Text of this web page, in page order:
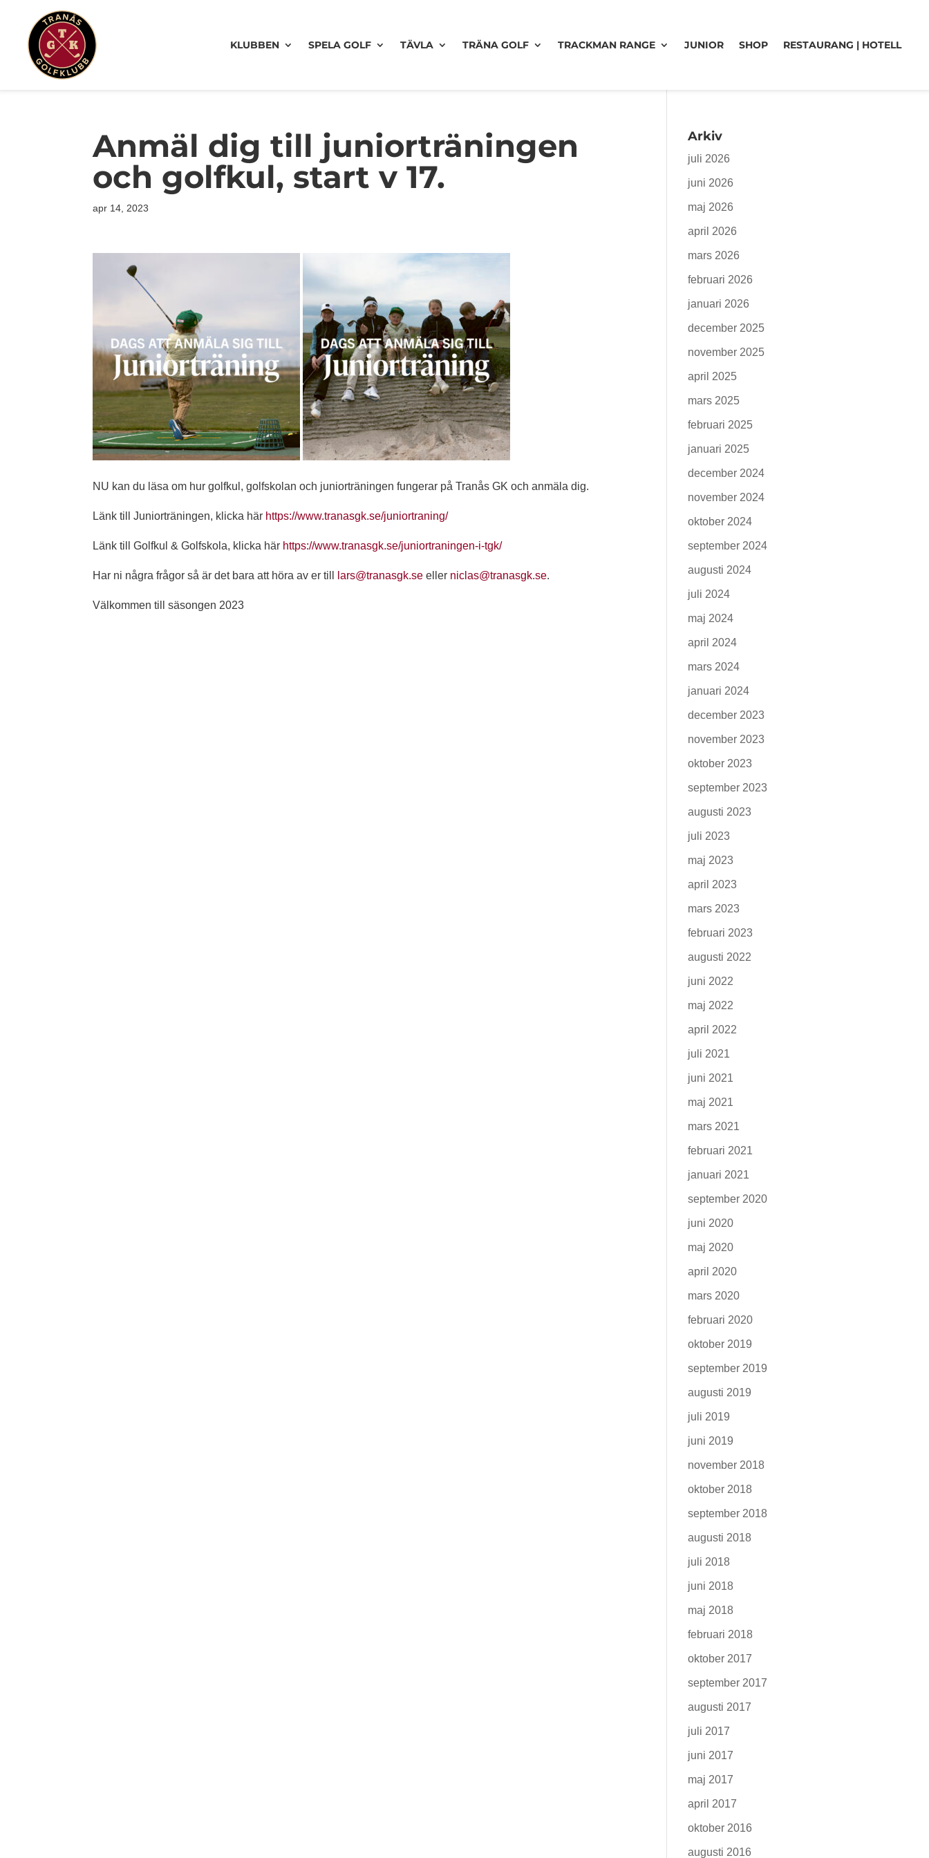
KLUBBEN SPELA GOLF TÄVLA TRÄNA GOLF TRACKMAN RANGE JUNIOR SHOP RESTAURANG | HOTELL
Anmäl dig till juniorträningen
och golfkul, start v 17.
apr 14, 2023
NU kan du läsa om hur golfkul, golfskolan och juniorträningen fungerar på Tranås GK och anmäla dig.
Länk till Juniorträningen, klicka här https://www.tranasgk.se/juniortraning/
Länk till Golfkul & Golfskola, klicka här https://www.tranasgk.se/juniortraningen-i-tgk/
Har ni några frågor så är det bara att höra av er till lars@tranasgk.se eller niclas@tranasgk.se.
Välkommen till säsongen 2023
Arkiv
juli 2026
juni 2026
maj 2026
april 2026
mars 2026
februari 2026
januari 2026
december 2025
november 2025
april 2025
mars 2025
februari 2025
januari 2025
december 2024
november 2024
oktober 2024
september 2024
augusti 2024
juli 2024
maj 2024
april 2024
mars 2024
januari 2024
december 2023
november 2023
oktober 2023
september 2023
augusti 2023
juli 2023
maj 2023
april 2023
mars 2023
februari 2023
augusti 2022
juni 2022
maj 2022
april 2022
juli 2021
juni 2021
maj 2021
mars 2021
februari 2021
januari 2021
september 2020
juni 2020
maj 2020
april 2020
mars 2020
februari 2020
oktober 2019
september 2019
augusti 2019
juli 2019
juni 2019
november 2018
oktober 2018
september 2018
augusti 2018
juli 2018
juni 2018
maj 2018
februari 2018
oktober 2017
september 2017
augusti 2017
juli 2017
juni 2017
maj 2017
april 2017
oktober 2016
augusti 2016